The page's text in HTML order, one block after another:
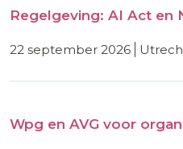
Regelgeving: AI Act en
22 september 2026
Wpg en AVG voor